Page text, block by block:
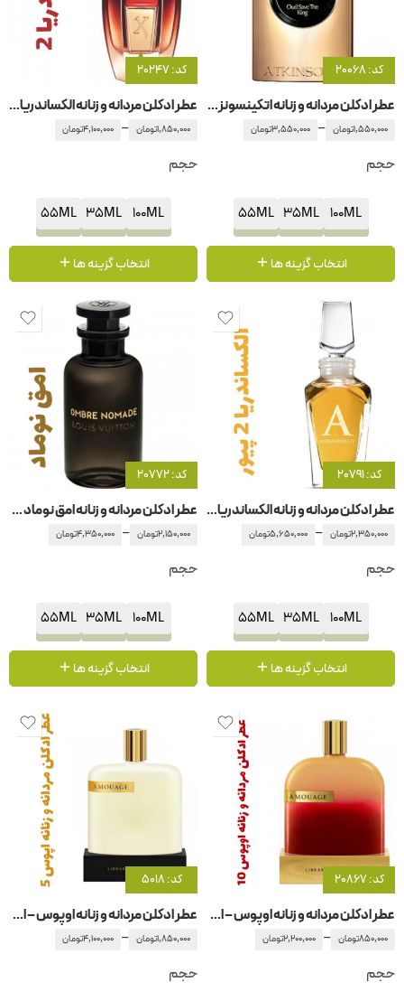
کد: 20068
عطر ادکلن مردانه و زنانه اتکینسونز-اتکینسون عود سیو د کینگ
1,550,000تومان –
3,550,000تومان
حجم
100ML
35ML
55ML
انتخاب گزینه ها
کد: 20247
عطر ادکلن مردانه و زنانه الکساندریا 2 زرجوف-زرژف
1,850,000تومان –
4,100,000تومان
حجم
100ML
35ML
55ML
انتخاب گزینه ها
کد: 20791
عطر ادکلن مردانه و زنانه الکساندریا 2 پیور زرجوف-زرژف
2,350,000تومان –
5,650,000تومان
حجم
100ML
35ML
55ML
انتخاب گزینه ها
کد: 20772
عطر ادکلن مردانه و زنانه امق نوماد – امبر نوماد لویی ویتان – لویی ویتون()
2,150,000تومان –
4,350,000تومان
حجم
100ML
35ML
55ML
انتخاب گزینه ها
کد: 20867
عطر ادکلن مردانه و زنانه اوپوس – اپوس ۱0 آمواج – آمواژ
850,000تومان –
2,200,000تومان
حجم
کد: 5018
عطر ادکلن مردانه و زنانه اوپوس – اپوس 5 آمواج – آمواژ
1,850,000تومان –
4,100,000تومان
حجم